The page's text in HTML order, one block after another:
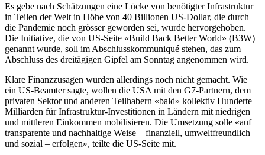
Es gebe nach Schätzungen eine Lücke von benötigter Infrastruktur
in Teilen der Welt in Höhe von 40 Billionen US-Dollar, die durch
die Pandemie noch grösser geworden sei, wurde hervorgehoben.
Die Initiative, die von US-Seite «Build Back Better World» (B3W)
genannt wurde, soll im Abschlusskommuniqué stehen, das zum
Abschluss des dreitägigen Gipfel am Sonntag angenommen wird.
Klare Finanzzusagen wurden allerdings noch nicht gemacht. Wie
ein US-Beamter sagte, wollen die USA mit den G7-Partnern, dem
privaten Sektor und anderen Teilhabern «bald» kollektiv Hunderte
Milliarden für Infrastruktur-Investitionen in Ländern mit niedrigen
und mittleren Einkommen mobilisieren. Die Umsetzung solle «auf
transparente und nachhaltige Weise – finanziell, umweltfreundlich
und sozial – erfolgen», teilte die US-Seite mit.